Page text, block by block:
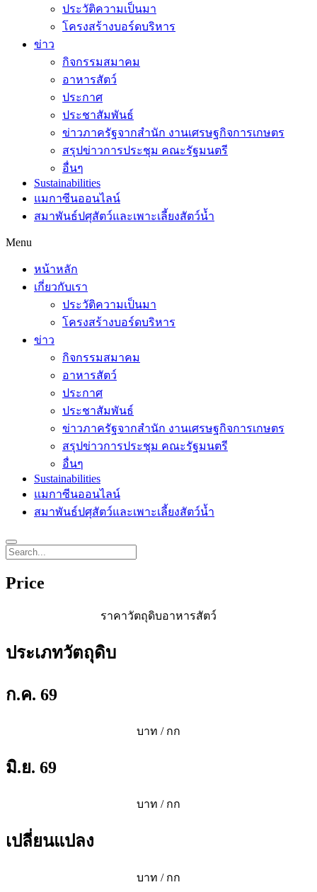
ประวัติความเป็นมา
โครงสร้างบอร์ดบริหาร
ข่าว
กิจกรรมสมาคม
อาหารสัตว์
ประกาศ
ประชาสัมพันธ์
ข่าวภาครัฐจากสำนัก งานเศรษฐกิจการเกษตร
สรุปข่าวการประชุม คณะรัฐมนตรี
อื่นๆ
Sustainabilities
แมกาซีนออนไลน์
สมาพันธ์ปศุสัตว์และเพาะเลี้ยงสัตว์น้ำ
Menu
หน้าหลัก
เกี่ยวกับเรา
ประวัติความเป็นมา
โครงสร้างบอร์ดบริหาร
ข่าว
กิจกรรมสมาคม
อาหารสัตว์
ประกาศ
ประชาสัมพันธ์
ข่าวภาครัฐจากสำนัก งานเศรษฐกิจการเกษตร
สรุปข่าวการประชุม คณะรัฐมนตรี
อื่นๆ
Sustainabilities
แมกาซีนออนไลน์
สมาพันธ์ปศุสัตว์และเพาะเลี้ยงสัตว์น้ำ
Price
ราคาวัตถุดิบอาหารสัตว์
ประเภทวัตถุดิบ
ก.ค. 69
บาท / กก
มิ.ย. 69
บาท / กก
เปลี่ยนแปลง
บาท / กก